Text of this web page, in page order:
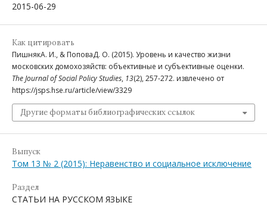
2015-06-29
Как цитировать
ПишнякА. И., & ПоповаД. О. (2015). Уровень и качество жизни
московских домохозяйств: объективные и субъективные оценки.
The Journal of Social Policy Studies, 13(2), 257-272. извлечено от
https://jsps.hse.ru/article/view/3329
Другие форматы библиографических ссылок
Выпуск
Том 13 № 2 (2015): Неравенство и социальное исключение
Раздел
СТАТЬИ НА РУССКОМ ЯЗЫКЕ